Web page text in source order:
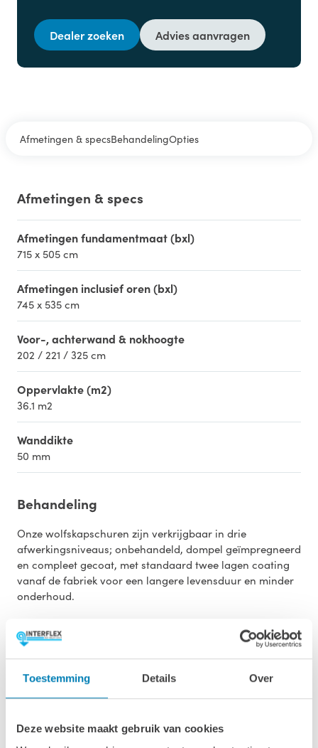
Toestemming Details Over
Deze website maakt gebruik van cookies
Dealer zoeken Advies aanvragen
Afmetingen & specsBehandelingOpties
Afmetingen & specs
Afmetingen fundamentmaat (bxl)
715 x 505 cm
Afmetingen inclusief oren (bxl)
745 x 535 cm
Voor-, achterwand & nokhoogte
202 / 221 / 325 cm
Oppervlakte (m2)
36.1 m2
Wanddikte
50 mm
Behandeling
Onze wolfskapschuren zijn verkrijgbaar in drie
afwerkingsniveaus; onbehandeld, dompel geïmpregneerd
en compleet gecoat, met standaard twee lagen coating
vanaf de fabriek voor een langere levensduur en minder
onderhoud.
Opties
Dakbedekking